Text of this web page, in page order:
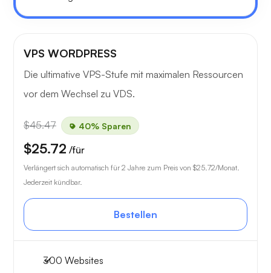
VPS WORDPRESS
Die ultimative VPS-Stufe mit maximalen Ressourcen
vor dem Wechsel zu VDS.
$45.47 40% Sparen
$25.72 /für
Verlängert sich automatisch für 2 Jahre zum Preis von $25.72/Monat.
Jederzeit kündbar.
Bestellen
300 Websites